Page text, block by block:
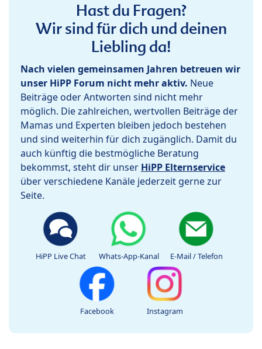
Hast du Fragen?
Wir sind für dich und deinen
Liebling da!
Nach vielen gemeinsamen Jahren betreuen wir
unser HiPP Forum nicht mehr aktiv. Neue
Beiträge oder Antworten sind nicht mehr
möglich. Die zahlreichen, wertvollen Beiträge der
Mamas und Experten bleiben jedoch bestehen
und sind weiterhin für dich zugänglich. Damit du
auch künftig die bestmögliche Beratung
bekommst, steht dir unser HiPP Elternservice
über verschiedene Kanäle jederzeit gerne zur
Seite.
HiPP Live Chat Whats-App-Kanal E-Mail / Telefon
Facebook Instagram